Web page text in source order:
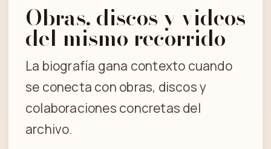
Obras, discos y videos
del mismo recorrido
La biografía gana contexto cuando
se conecta con obras, discos y
colaboraciones concretas del
archivo.